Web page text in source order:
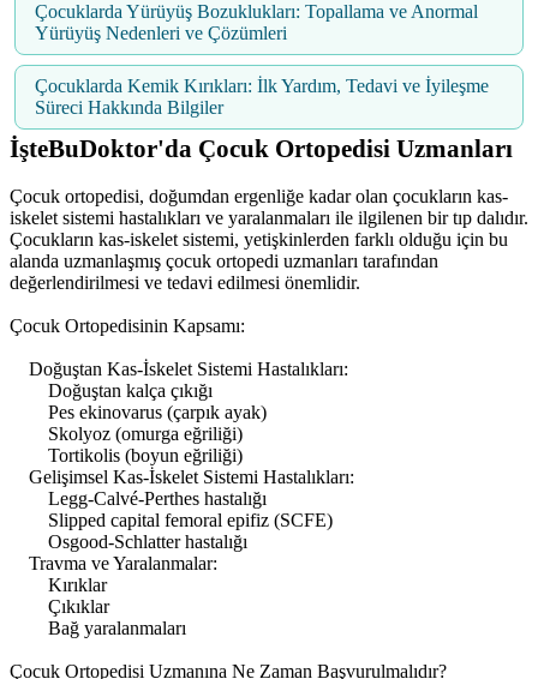
Çocuklarda Yürüyüş Bozuklukları: Topallama ve Anormal
Yürüyüş Nedenleri ve Çözümleri
Çocuklarda Kemik Kırıkları: İlk Yardım, Tedavi ve İyileşme
Süreci Hakkında Bilgiler
İşteBuDoktor'da Çocuk Ortopedisi Uzmanları
Çocuk ortopedisi, doğumdan ergenliğe kadar olan çocukların kas-
iskelet sistemi hastalıkları ve yaralanmaları ile ilgilenen bir tıp dalıdır.
Çocukların kas-iskelet sistemi, yetişkinlerden farklı olduğu için bu
alanda uzmanlaşmış çocuk ortopedi uzmanları tarafından
değerlendirilmesi ve tedavi edilmesi önemlidir.
Çocuk Ortopedisinin Kapsamı:
Doğuştan Kas-İskelet Sistemi Hastalıkları:
Doğuştan kalça çıkığı
Pes ekinovarus (çarpık ayak)
Skolyoz (omurga eğriliği)
Tortikolis (boyun eğriliği)
Gelişimsel Kas-İskelet Sistemi Hastalıkları:
Legg-Calvé-Perthes hastalığı
Slipped capital femoral epifiz (SCFE)
Osgood-Schlatter hastalığı
Travma ve Yaralanmalar:
Kırıklar
Çıkıklar
Bağ yaralanmaları
Çocuk Ortopedisi Uzmanına Ne Zaman Başvurulmalıdır?